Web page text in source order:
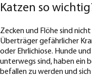
Katzen so
Zecken und Flöhe sind
Überträger gefährlicher
oder Ehrlichiose. Hunde
unterwegs sind, haben ein
befallen zu werden und